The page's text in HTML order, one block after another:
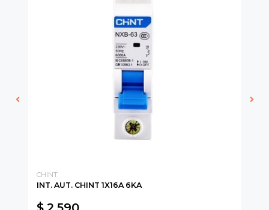
CHINT
INT. AUT. CHINT 1X16A 6KA